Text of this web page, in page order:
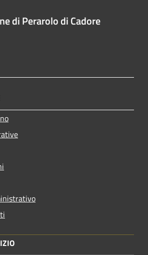
di Perarolo di Cadore